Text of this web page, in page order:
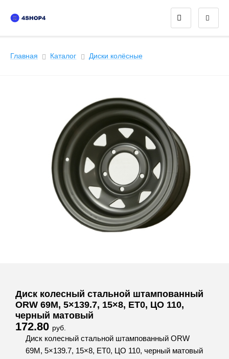
Главная Каталог Диски колёсные
Диск колесный стальной штампованный
ORW 69M, 5×139.7, 15×8, ET0, ЦО 110,
черный матовый
172.80 руб.
Диск колесный стальной штампованный ORW
69M, 5×139.7, 15×8, ET0, ЦО 110, черный матовый